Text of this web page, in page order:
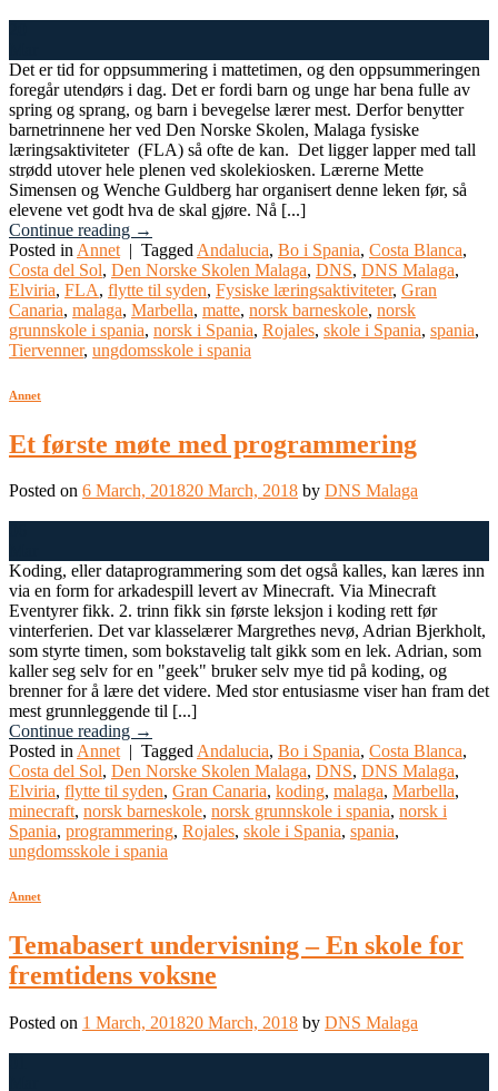
Det er tid for oppsummering i mattetimen, og den oppsummeringen
foregår utendørs i dag. Det er fordi barn og unge har bena fulle av
spring og sprang, og barn i bevegelse lærer mest. Derfor benytter
barnetrinnene her ved Den Norske Skolen, Malaga fysiske
læringsaktiviteter (FLA) så ofte de kan. Det ligger lapper med tall
strødd utover hele plenen ved skolekiosken. Lærerne Mette
Simensen og Wenche Guldberg har organisert denne leken før, så
elevene vet godt hva de skal gjøre. Nå [...]
Continue reading →
Posted in Annet | Tagged Andalucia, Bo i Spania, Costa Blanca,
Costa del Sol, Den Norske Skolen Malaga, DNS, DNS Malaga,
Elviria, FLA, flytte til syden, Fysiske læringsaktiviteter, Gran
Canaria, malaga, Marbella, matte, norsk barneskole, norsk
grunnskole i spania, norsk i Spania, Rojales, skole i Spania, spania,
Tiervenner, ungdomsskole i spania
Annet
Et første møte med programmering
Posted on 6 March, 201820 March, 2018 by DNS Malaga
Koding, eller dataprogrammering som det også kalles, kan læres inn
via en form for arkadespill levert av Minecraft. Via Minecraft
Eventyrer fikk. 2. trinn fikk sin første leksjon i koding rett før
vinterferien. Det var klasselærer Margrethes nevø, Adrian Bjerkholt,
som styrte timen, som bokstavelig talt gikk som en lek. Adrian, som
kaller seg selv for en "geek" bruker selv mye tid på koding, og
brenner for å lære det videre. Med stor entusiasme viser han fram det
mest grunnleggende til [...]
Continue reading →
Posted inAnnet TaggedAndalucia, Bo i Spania, Costa Blanca,
Costa del Sol, Den Norske Skolen Malaga, DNS, DNS Malaga,
Elviria, flytte til syden, Gran Canaria, koding, malaga, Marbella,
minecraft, norsk barneskole, norsk grunnskole i spania, norsk i
Spania, programmering, Rojales, skole i Spania, spania,
ungdomsskole i spania
Annet
Temabasert undervisning – En skole for
fremtidens voksne
Posted on 1 March, 201820 March, 2018 by DNS Malaga